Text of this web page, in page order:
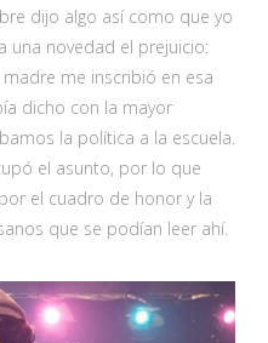
dijo algo así como que yo
una novedad el prejuicio:
me inscribió en esa
dicho con la mayor
la política a la escuela.
el asunto, por lo que
el cuadro de honor y la
que se podían leer ahí.